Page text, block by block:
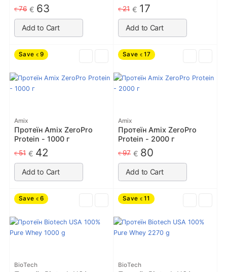
€76 € 63
Add to Cart
€21 € 17
Add to Cart
Save € 9
Amix
Протеїн Amix ZeroPro
Protein - 1000 г
€51 € 42
Add to Cart
Save € 17
Amix
Протеїн Amix ZeroPro
Protein - 2000 г
€97 € 80
Add to Cart
Save € 6
BioTech
Save € 11
BioTech